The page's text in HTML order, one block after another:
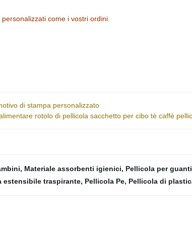
come i vostri ordini.
di stampa personalizzato
rotolo di pellicola sacchetto per cibo tè caffè
, Materiale assorbenti igienici, Pellicola per guanti
estensibile traspirante, Pellicola Pe, Pellicola di